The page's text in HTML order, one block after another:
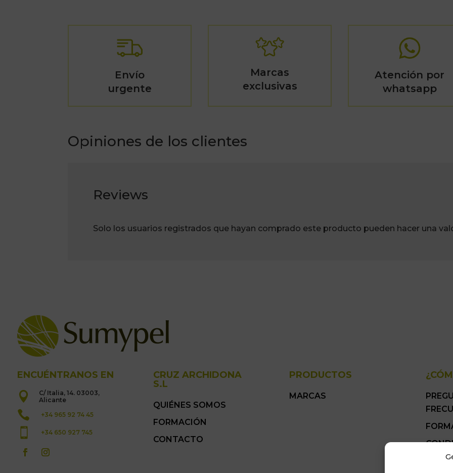
Envío
urgente
Marcas
exclusivas
Atención por
whatsapp
Opiniones de los clientes
Reviews
Solo los usuarios registrados que hayan comprado este producto pueden hacer una
ENCUÉNTRANOS EN

C/ Italia, 14. 03003,
Alicante
 +34 965 92 74 45
 +34 650 927 745
CRUZ ARCHIDONA
S.L
QUIÉNES SOMOS
FORMACIÓN
CONTACTO
PRODUCTOS
MARCAS